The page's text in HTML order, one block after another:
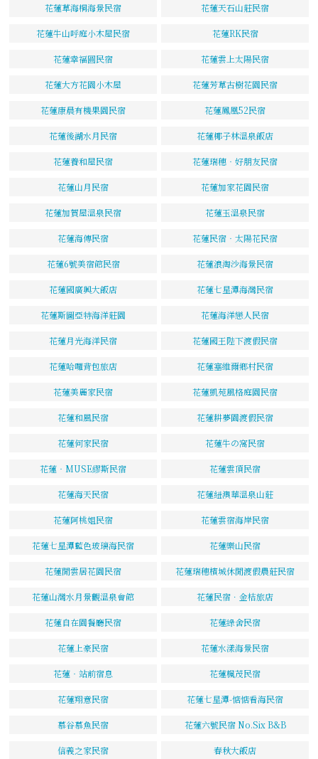
花蓮草海桐海景民宿 花蓮天石山莊民宿
花蓮牛山呼庭小木屋民宿 花蓮RK民宿
花蓮幸福圓民宿 花蓮雲上太陽民宿
花蓮大方花園小木屋 花蓮芳草古樹花園民宿
花蓮康晨有機果園民宿 花蓮鳳凰52民宿
花蓮後湖水月民宿 花蓮椰子林溫泉飯店
花蓮養和屋民宿 花蓮瑞穗‧好朋友民宿
花蓮山月民宿 花蓮加家花園民宿
花蓮加賀屋溫泉民宿 花蓮玉溫泉民宿
花蓮海傳民宿 花蓮民宿‧太陽花民宿
花蓮6號美宿館民宿 花蓮浪淘沙海景民宿
花蓮國廣興大飯店 花蓮七星潭海灣民宿
花蓮斯圖亞特海洋莊園 花蓮海洋戀人民宿
花蓮月光海洋民宿 花蓮國王陛下渡假民宿
花蓮哈囉背包旅店 花蓮塞維爾鄉村民宿
花蓮美麗家民宿 花蓮凱苑風格庭園民宿
花蓮和風民宿 花蓮耕夢園渡假民宿
花蓮何家民宿 花蓮牛の窩民宿
花蓮‧MUSE繆斯民宿 花蓮雲頂民宿
花蓮海天民宿 花蓮紐澳華溫泉山莊
花蓮阿桃姐民宿 花蓮雲宿海岸民宿
花蓮七星潭藍色玻璃海民宿 花蓮樂山民宿
花蓮閒雲居花園民宿 花蓮瑞穗檳城休閒渡假農莊民宿
花蓮山灣水月景觀溫泉會館 花蓮民宿．金桔旅店
花蓮自在園餐廳民宿 花蓮綠舍民宿
花蓮上豪民宿 花蓮水漾海景民宿
花蓮‧站前宿息 花蓮楓茂民宿
花蓮翔意民宿 花蓮七星潭-惦惦看海民宿
慕谷慕魚民宿 花蓮六號民宿 No.Six B&B
信義之家民宿 春秋大飯店